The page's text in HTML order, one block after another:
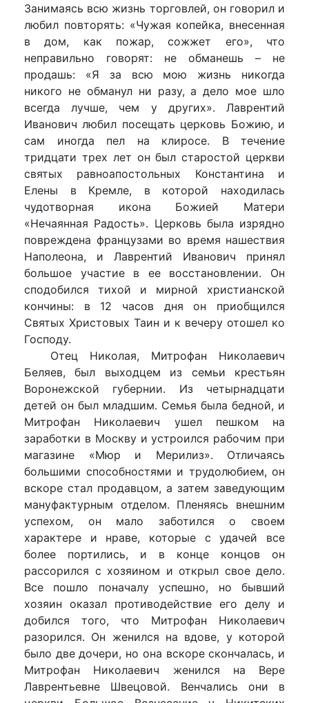
Занимаясь всю жизнь торговлей, он говорил и
любил повторять: «Чужая копейка, внесенная
в дом, как пожар, сожжет его», что
неправильно говорят: не обманешь – не
продашь: «Я за всю мою жизнь никогда
никого не обманул ни разу, а дело мое шло
всегда лучше, чем у других». Лаврентий
Иванович любил посещать церковь Божию, и
сам иногда пел на клиросе. В течение
тридцати трех лет он был старостой церкви
святых равноапостольных Константина и
Елены в Кремле, в которой находилась
чудотворная икона Божией Матери
«Нечаянная Радость». Церковь была изрядно
повреждена французами во время нашествия
Наполеона, и Лаврентий Иванович принял
большое участие в ее восстановлении. Он
сподобился тихой и мирной христианской
кончины: в 12 часов дня он приобщился
Святых Христовых Таин и к вечеру отошел ко
Господу.
Отец Николая, Митрофан Николаевич
Беляев, был выходцем из семьи крестьян
Воронежской губернии. Из четырнадцати
детей он был младшим. Семья была бедной, и
Митрофан Николаевич ушел пешком на
заработки в Москву и устроился рабочим при
магазине «Мюр и Мерилиз». Отличаясь
большими способностями и трудолюбием, он
вскоре стал продавцом, а затем заведующим
мануфактурным отделом. Пленяясь внешним
успехом, он мало заботился о своем
характере и нраве, которые с удачей все
более портились, и в конце концов он
рассорился с хозяином и открыл свое дело.
Все пошло поначалу успешно, но бывший
хозяин оказал противодействие его делу и
добился того, что Митрофан Николаевич
разорился. Он женился на вдове, у которой
было две дочери, но она вскоре скончалась, и
Митрофан Николаевич женился на Вере
Лаврентьевне Швецовой. Венчались они в